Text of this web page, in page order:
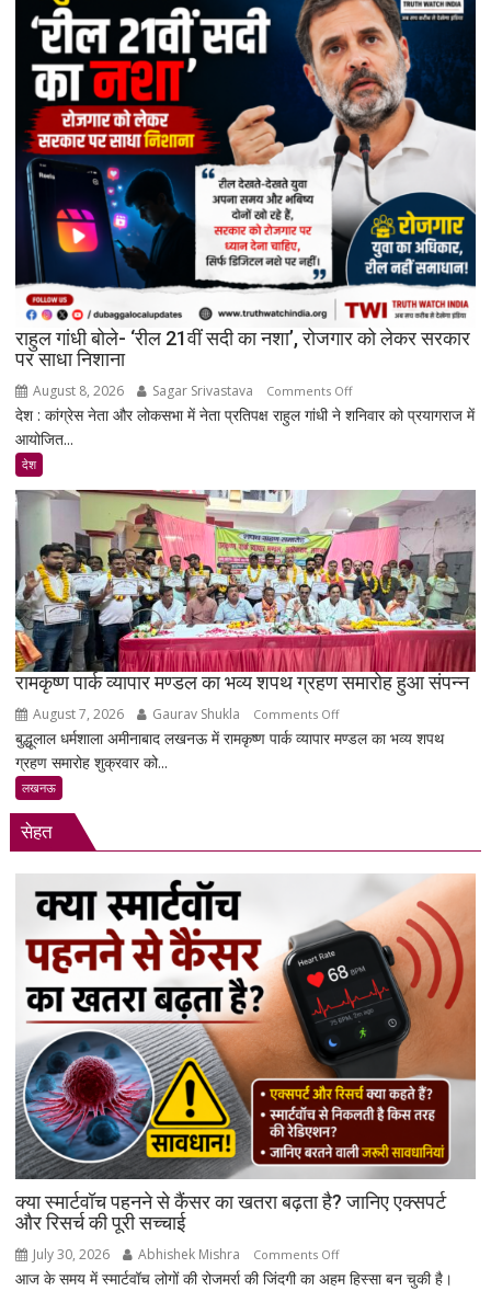
सुरक्षा
वापस
ले
सकती
है
सरकार:
रिकमेंडेशन
सिस्टम
और
पेड
प्रमोशन
से
जवाब
राहुल गांधी बोले- ‘रील 21वीं सदी का नशा’, रोजगार को लेकर सरकार
पर साधा निशाना
August 8, 2026 Sagar Srivastava Comments Offon
राहुल
‘रील
21वीं
सदी
का
नशा’,
रोजगार
को
लेकर
सरकार
देश : कांग्रेस नेता और लोकसभा में नेता प्रतिपक्ष राहुल गांधी ने शनिवार को प्रयागराज में
आयोजित...
देश
रामकृष्ण पार्क व्यापार मण्डल का भव्य शपथ ग्रहण समारोह हुआ संपन्न
August 7, 2026 Gaurav Shukla Comments Offon
रामकृष्ण
समारोह
संपन्न
बुद्धूलाल धर्मशाला अमीनाबाद लखनऊ में रामकृष्ण पार्क व्यापार मण्डल का भव्य शपथ
ग्रहण समारोह शुक्रवार को...
लखनऊ
सेहत
क्या स्मार्टवॉच पहनने से कैंसर का खतरा बढ़ता है? जानिए एक्सपर्ट
और रिसर्च की पूरी सच्चाई
July 30, 2026 Abhishek Mishra Comments Offon
क्या
आज के समय में स्मार्टवॉच लोगों की रोजमर्रा की जिंदगी का अहम हिस्सा बन चुकी है।